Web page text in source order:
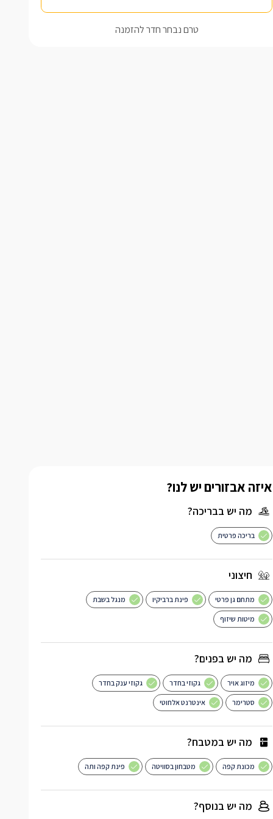
טרם נבחר חדר להזמנה
איזה אבזורים יש לנו?
מה יש בבריכה?
בריכה פרטית
חיצוני
מתחם גן פרטי פינת ברביקיו מנגל בשבת
מיטות שיזוף
מה יש בפנים?
מיזוג אויר גקוזי בחדר גקוזי ענק בחדר
סטרימר אינטרנט אלחוטי
מה יש במטבח?
מכונת קפה מטבחון בסוויטה פינת קפה ותה
מה יש בנוסף?